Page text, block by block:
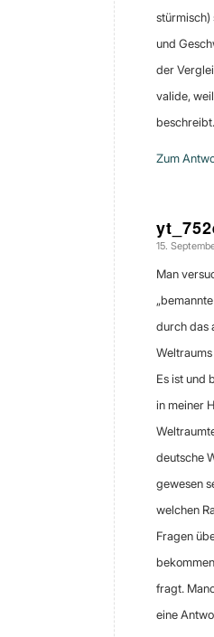
stürmisch)
und
der
valide,
beschreibt.
Zum
sagte:
15.
Man
durch das
Es ist und
in meiner
deutsche
gewesen
welchen
Fragen
fragt.
eine